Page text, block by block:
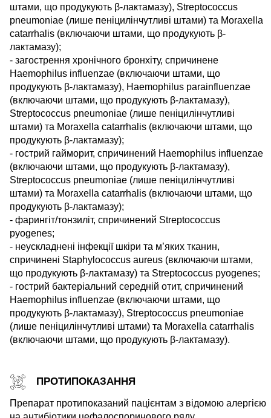
штами, що продукують β-лактамазу), Streptococcus
pneumoniae (лише пеніцилінчутливі штами) та Moraxella
catarrhalis (включаючи штами, що продукують β-
лактамазу);
- загострення хронічного бронхіту, спричинене
Haemophilus influenzae (включаючи штами, що
продукують β-лактамазу), Haemophilus parainfluenzae
(включаючи штами, що продукують β-лактамазу),
Streptococcus pneumoniae (лише пеніцилінчутливі
штами) та Moraxella catarrhalis (включаючи штами, що
продукують β-лактамазу);
- гострий гайморит, спричинений Haemophilus influenzae
(включаючи штами, що продукують β-лактамазу),
Streptococcus pneumoniae (лише пеніцилінчутливі
штами) та Moraxella catarrhalis (включаючи штами, що
продукують β-лактамазу);
- фарингіт/тонзиліт, спричинений Streptococcus
pyogenes;
- неускладнені інфекції шкіри та м’яких тканин,
спричинені Staphylococcus aureus (включаючи штами,
що продукують β-лактамазу) та Streptococcus pyogenes;
- гострий бактеріальний середній отит, спричинений
Haemophilus influenzae (включаючи штами, що
продукують β-лактамазу), Streptococcus pneumoniae
(лише пеніцилінчутливі штами) та Moraxella catarrhalis
(включаючи штами, що продукують β-лактамазу).
ПРОТИПОКАЗАННЯ
Препарат протипоказаний пацієнтам з відомою алергією